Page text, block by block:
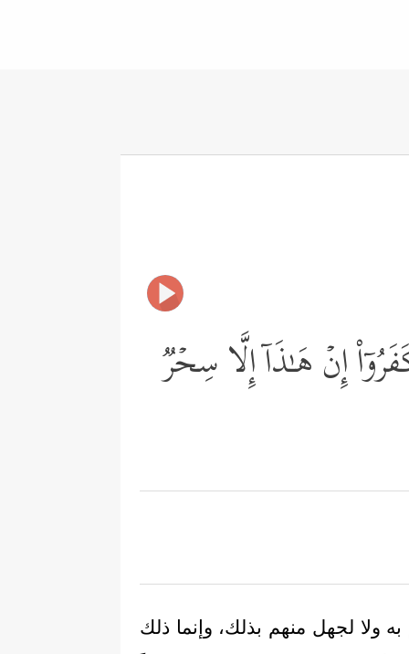
إِنۡ هَـٰذَاۤ إِلَّا سِحۡرࣱ
ولا لجهل منهم بذلك، وإنما ذلك